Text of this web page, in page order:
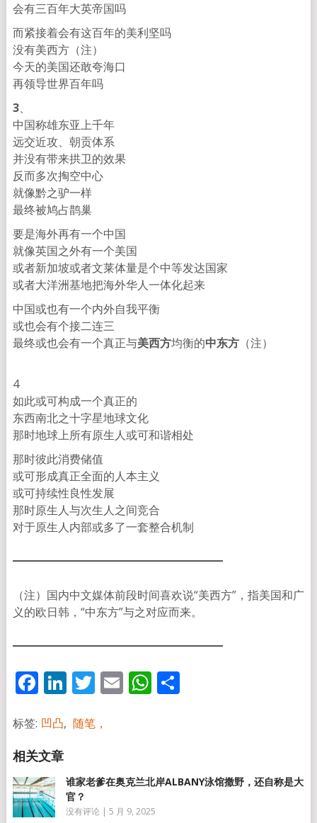
会有三百年大英帝国吗
而紧接着会有这百年的美利坚吗
没有美西方（注）
今天的美国还敢夸海口
再领导世界百年吗
3、
中国称雄东亚上千年
远交近攻、朝贡体系
并没有带来拱卫的效果
反而多次掏空中心
就像黔之驴一样
最终被鸠占鹊巢
要是海外再有一个中国
就像英国之外有一个美国
或者新加坡或者文莱体量是个中等发达国家
或者大洋洲基地把海外华人一体化起来
中国或也有一个内外自我平衡
或也会有个接二连三
最终或也会有一个真正与美西方均衡的中东方（注）
4
如此或可构成一个真正的
东西南北之十字星地球文化
那时地球上所有原生人或可和谐相处
那时彼此消费储值
或可形成真正全面的人本主义
或可持续性良性发展
那时原生人与次生人之间竞合
对于原生人内部或多了一套整合机制
（注）国内中文媒体前段时间喜欢说“美西方”，指美国和广
义的欧日韩，“中东方”与之对应而来。
Facebook
LinkedIn
Twitter
EmailWhatsApp
分
标签: 凹凸, 随笔，
谁家老爹在奥克兰北岸ALBANY泳馆撒野，还自称是大
官？
没有评论 | 5 月 9, 2025